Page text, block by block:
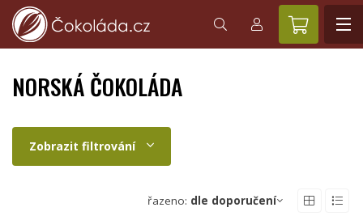
NORSKÁ ČOKOLÁDA
Zobrazit filtrování
řazeno: dle doporučení